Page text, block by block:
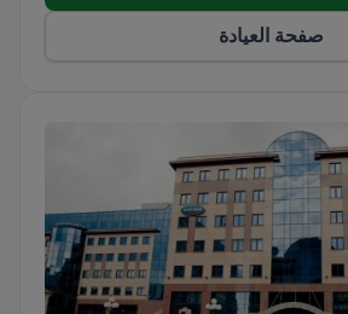
صفحة العيادة